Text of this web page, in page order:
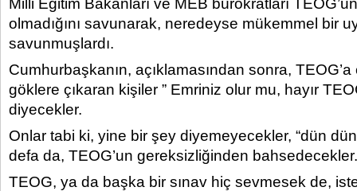
Milli Eğitim Bakanları ve MEB bürokratları
olmadığını savunarak, neredeyse mükemmel bir
savunmuşlardı.
Cumhurbaşkanın, açıklamasından sonra,
göklere çıkaran kişiler ” Emriniz olur mu, hayır
diyecekler.
Onlar tabi ki, yine bir şey diyemeyecekler, “dün
defa da, TEOG’un gereksizliğinden
TEOG, ya da başka bir sınav hiç sevmesek de,